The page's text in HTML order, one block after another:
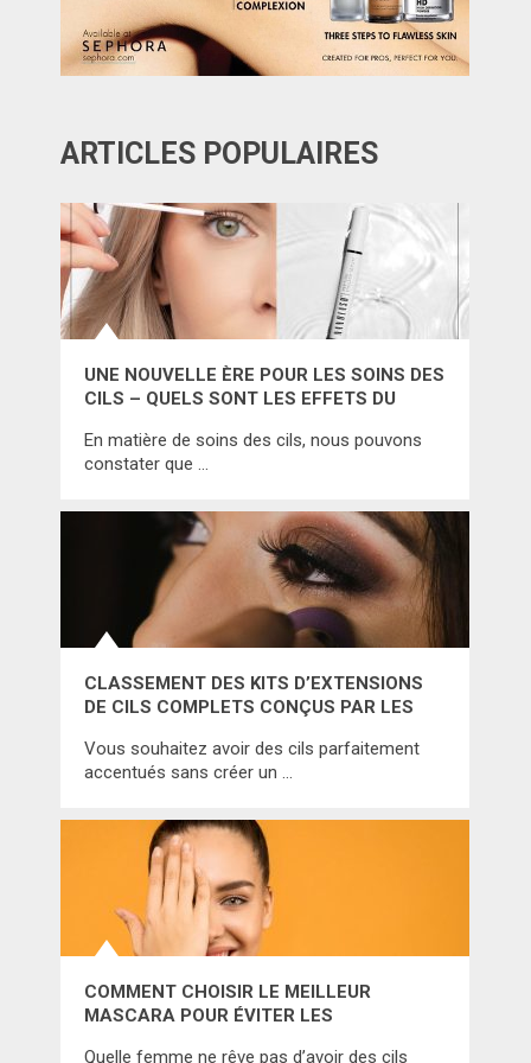
ARTICLES POPULAIRES
UNE NOUVELLE ÈRE POUR LES SOINS DES
CILS – QUELS SONT LES EFFETS DU
En matière de soins des cils, nous pouvons
constater que …
CLASSEMENT DES KITS D’EXTENSIONS
DE CILS COMPLETS CONÇUS PAR LES
Vous souhaitez avoir des cils parfaitement
accentués sans créer un …
COMMENT CHOISIR LE MEILLEUR
MASCARA POUR ÉVITER LES
Quelle femme ne rêve pas d’avoir des cils